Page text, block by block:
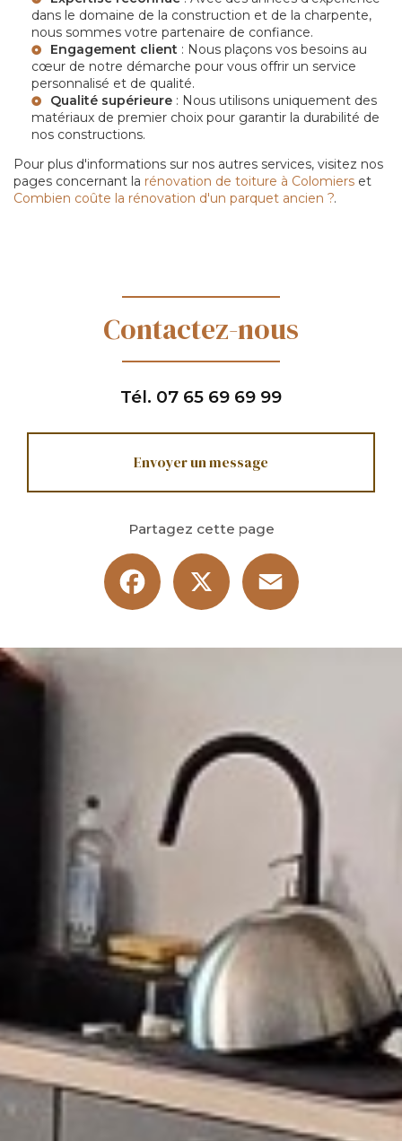
dans le domaine de la construction et de la charpente,
nous sommes votre partenaire de confiance.
Engagement client : Nous plaçons vos besoins au
cœur de notre démarche pour vous offrir un service
personnalisé et de qualité.
Qualité supérieure : Nous utilisons uniquement des
matériaux de premier choix pour garantir la durabilité de
nos constructions.
Pour plus d'informations sur nos autres services, visitez nos
pages concernant la rénovation de toiture à Colomiers et
Combien coûte la rénovation d'un parquet ancien ?.
Contactez-nous
Tél. 07 65 69 69 99
Envoyer un message
Partagez cette page
Facebook